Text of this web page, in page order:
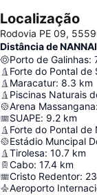
Localização
Rodovia PE 09,
Distância de
Porto de Galinhas:
Forte do Pontal de
Maracatur: 8.3 km
Piscinas Naturais
Arena Massangana:
SUAPE: 9.2 km
Forte do Pontal de
Estádio Muncipal
Tirolesa: 10.7 km
Cabo: 17.4 km
Cristo Redentor: 23